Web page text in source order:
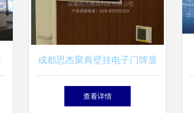
成都思杰聚典壁挂电子门牌显
示屏价格与应用软件服务详解
查看详情